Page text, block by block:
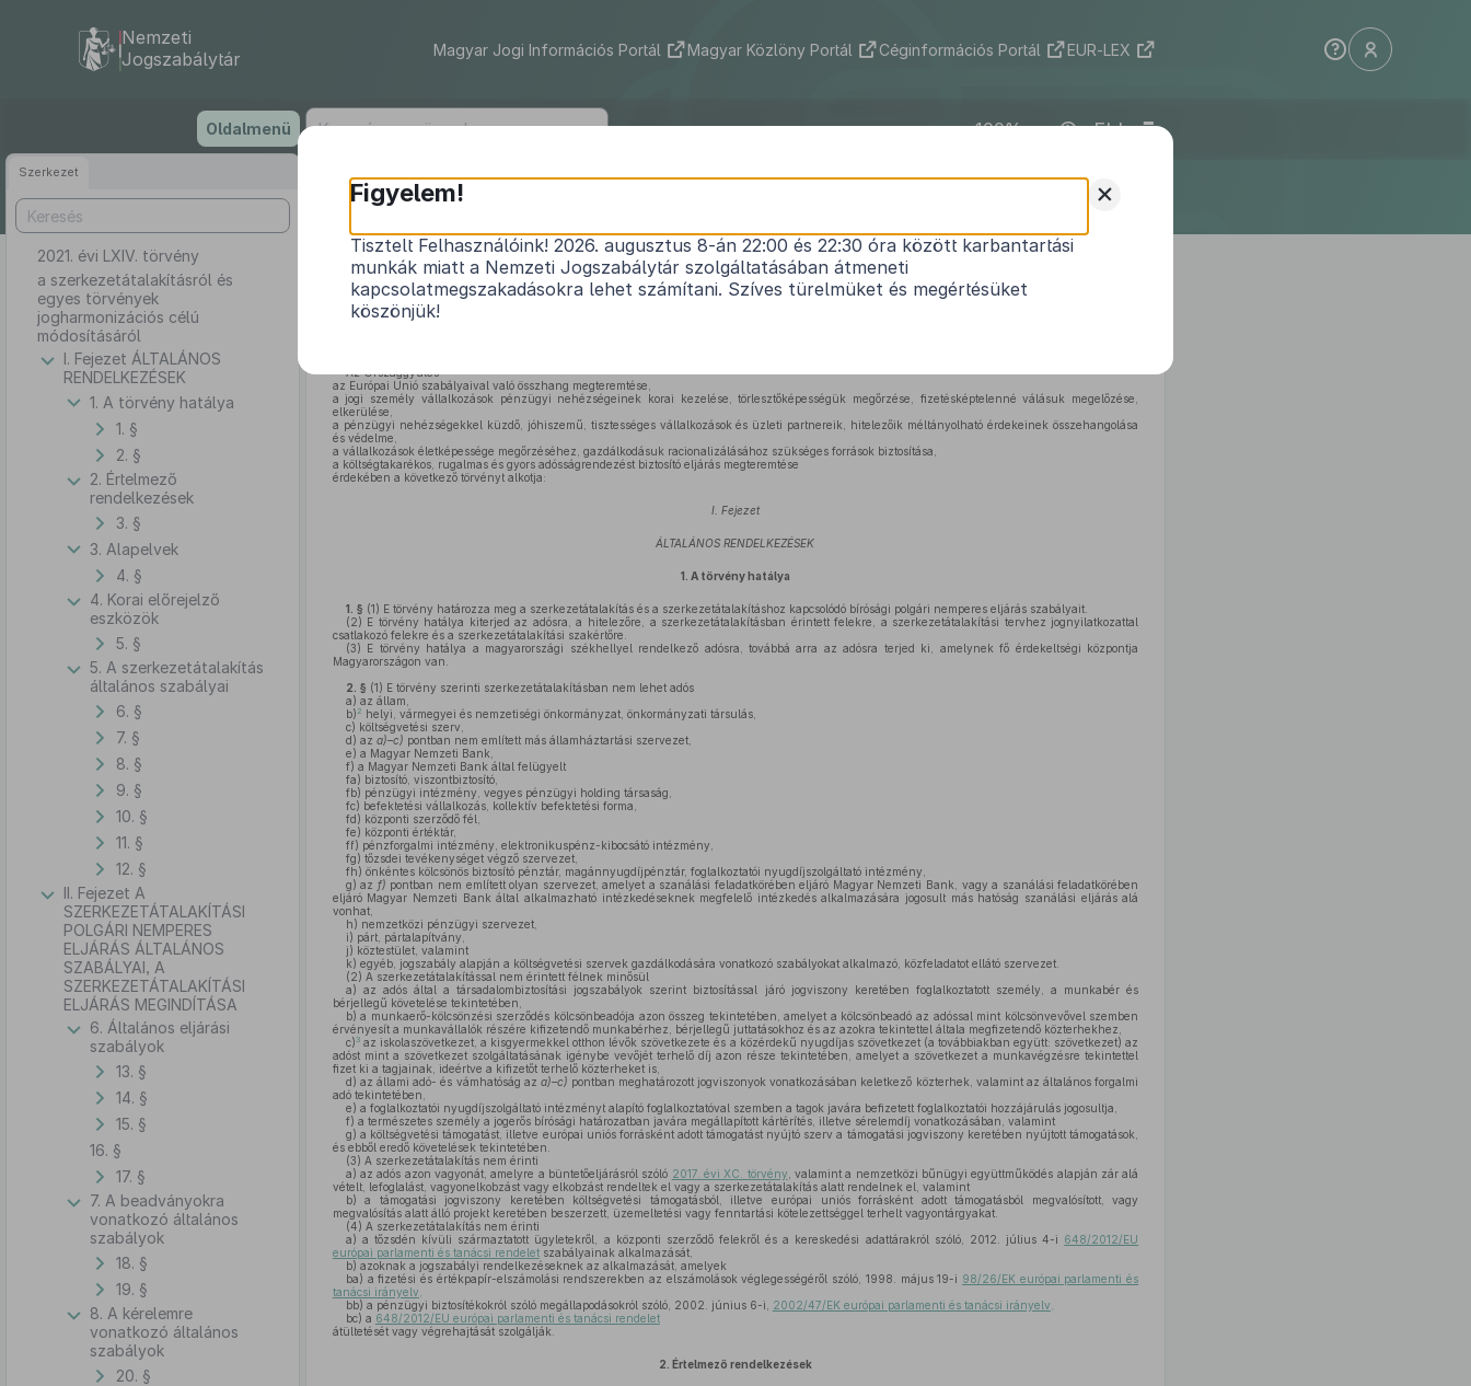
tartalomra
Nemzeti
Jogszabálytár
Magyar Jogi Információs Portál Magyar Közlöny Portál Céginformációs Portál EUR-LEX
Oldalmenü ELI
Szerkezet
2021. évi LXIV. törvény
a szerkezetátalakításról és
egyes törvények
jogharmonizációs célú
módosításáról
I. Fejezet ÁLTALÁNOS
RENDELKEZÉSEK
1. A törvény hatálya
1. §
2. §
2. Értelmező
rendelkezések
3. §
3. Alapelvek
4. §
4. Korai előrejelző
eszközök
5. §
5. A szerkezetátalakítás
általános szabályai
6. §
7. §
8. §
9. §
10. §
11. §
12. §
II. Fejezet A
SZERKEZETÁTALAKÍTÁSI
POLGÁRI NEMPERES
ELJÁRÁS ÁLTALÁNOS
SZABÁLYAI, A
SZERKEZETÁTALAKÍTÁSI
ELJÁRÁS MEGINDÍTÁSA
6. Általános eljárási
szabályok
13. §
14. §
15. §
16. §
17. §
7. A beadványokra
vonatkozó általános
szabályok
18. §
19. §
8. A kérelemre
vonatkozó általános
szabályok
20. §
2021. évi LXIV. törvény
a szerkezetátalakításról és egyes törvények jogharmonizációs célú
módosításáról1
Az Országgyűlés
az Európai Unió szabályaival való összhang megteremtése,
a jogi személy vállalkozások pénzügyi nehézségeinek korai kezelése, törlesztőképességük megőrzése, fizetésképtelenné válásuk megelőzése,
elkerülése,
a pénzügyi nehézségekkel küzdő, jóhiszemű, tisztességes vállalkozások és üzleti partnereik, hitelezőik méltányolható érdekeinek összehangolása
és védelme,
a vállalkozások életképessége megőrzéséhez, gazdálkodásuk racionalizálásához szükséges források biztosítása,
a költségtakarékos, rugalmas és gyors adósságrendezést biztosító eljárás megteremtése
érdekében a következő törvényt alkotja:
I. Fejezet
ÁLTALÁNOS RENDELKEZÉSEK
1. A törvény hatálya
1. § (1) E törvény határozza meg a szerkezetátalakítás és a szerkezetátalakításhoz kapcsolódó bírósági polgári nemperes eljárás szabályait.
(2) E törvény hatálya kiterjed az adósra, a hitelezőre, a szerkezetátalakításban érintett felekre, a szerkezetátalakítási tervhez jognyilatkozattal
csatlakozó felekre és a szerkezetátalakítási szakértőre.
(3) E törvény hatálya a magyarországi székhellyel rendelkező adósra, továbbá arra az adósra terjed ki, amelynek fő érdekeltségi központja
Magyarországon van.
2. § (1) E törvény szerinti szerkezetátalakításban nem lehet adós
a) az állam,
b) 2 helyi, vármegyei és nemzetiségi önkormányzat, önkormányzati társulás,
c) költségvetési szerv,
d) az a)–c) pontban nem említett más államháztartási szervezet,
e) a Magyar Nemzeti Bank,
f) a Magyar Nemzeti Bank által felügyelt
fa) biztosító, viszontbiztosító,
fb) pénzügyi intézmény, vegyes pénzügyi holding társaság,
fc) befektetési vállalkozás, kollektív befektetési forma,
fd) központi szerződő fél,
fe) központi értéktár,
ff) pénzforgalmi intézmény, elektronikuspénz-kibocsátó intézmény,
fg) tőzsdei tevékenységet végző szervezet,
fh) önkéntes kölcsönös biztosító pénztár, magánnyugdíjpénztár, foglalkoztatói nyugdíjszolgáltató intézmény,
g) az f) pontban nem említett olyan szervezet, amelyet a szanálási feladatkörében eljáró Magyar Nemzeti Bank, vagy a szanálási feladatkörében
eljáró Magyar Nemzeti Bank által alkalmazható intézkedéseknek megfelelő intézkedés alkalmazására jogosult más hatóság szanálási eljárás alá
vonhat,
h) nemzetközi pénzügyi szervezet,
i) párt, pártalapítvány,
j) köztestület, valamint
k) egyéb, jogszabály alapján a költségvetési szervek gazdálkodására vonatkozó szabályokat alkalmazó, közfeladatot ellátó szervezet.
(2) A szerkezetátalakítással nem érintett félnek minősül
a) az adós által a társadalombiztosítási jogszabályok szerint biztosítással járó jogviszony keretében foglalkoztatott személy, a munkabér és
bérjellegű követelése tekintetében,
b) a munkaerő-kölcsönzési szerződés kölcsönbeadója azon összeg tekintetében, amelyet a kölcsönbeadó az adóssal mint kölcsönvevővel szemben
érvényesít a munkavállalók részére kifizetendő munkabérhez, bérjellegű juttatásokhoz és az azokra tekintettel általa megfizetendő közterhekhez,
c) 3az iskolaszövetkezet, a kisgyermekkel otthon lévők szövetkezete és a közérdekű nyugdíjas szövetkezet (a továbbiakban együtt: szövetkezet) az
adóst mint a szövetkezet szolgáltatásának igénybe vevőjét terhelő díj azon része tekintetében, amelyet a szövetkezet a munkavégzésre tekintettel
fizet ki a tagjainak, ideértve a kifizetőt terhelő közterheket is,
d) az állami adó- és vámhatóság az a)–c) pontban meghatározott jogviszonyok vonatkozásában keletkező közterhek, valamint az általános forgalmi
adó tekintetében,
e) a foglalkoztatói nyugdíjszolgáltató intézményt alapító foglalkoztatóval szemben a tagok javára befizetett foglalkoztatói hozzájárulás jogosultja,
f) a természetes személy a jogerős bírósági határozatban javára megállapított kártérítés, illetve sérelemdíj vonatkozásában, valamint
g) a költségvetési támogatást, illetve európai uniós forrásként adott támogatást nyújtó szerv a támogatási jogviszony keretében nyújtott támogatások,
és ebből eredő követelések tekintetében.
(3) A szerkezetátalakítás nem érinti
a) az adós azon vagyonát, amelyre a büntetőeljárásról szóló 2017. évi XC. törvény , valamint a nemzetközi bűnügyi együttműködés alapján zár alá
vételt, lefoglalást, vagyonelkobzást vagy elkobzást rendeltek el vagy a szerkezetátalakítás alatt rendelnek el, valamint
b) a támogatási jogviszony keretében költségvetési támogatásból, illetve európai uniós forrásként adott támogatásból megvalósított, vagy
megvalósítás alatt álló projekt keretében beszerzett, üzemeltetési vagy fenntartási kötelezettséggel terhelt vagyontárgyakat.
(4) A szerkezetátalakítás nem érinti
a) a tőzsdén kívüli származtatott ügyletekről, a központi szerződő felekről és a kereskedési adattárakról szóló, 2012. július 4-i 648/2012/EU
európai parlamenti és tanácsi rendeletszabályainak alkalmazását,
b) azoknak a jogszabályi rendelkezéseknek az alkalmazását, amelyek
ba) a fizetési és értékpapír-elszámolási rendszerekben az elszámolások véglegességéről szóló, 1998. május 19-i 98/26/EK európai parlamenti és
tanácsi irányelv,
bb) a pénzügyi biztosítékokról szóló megállapodásokról szóló, 2002. június 6-i,
2002/47/EK európai parlamenti és tanácsi irányelv,
bc) a 648/2012/EU európai parlamenti és tanácsi rendelet
átültetését vagy végrehajtását szolgálják.
2. Értelmező rendelkezések
+
Figyelem!
Tisztelt Felhasználóink! 2026. augusztus 8-án 22:00 és 22:30 óra között karbantartási
munkák miatt a Nemzeti Jogszabálytár szolgáltatásában átmeneti
kapcsolatmegszakadásokra lehet számítani. Szíves türelmüket és megértésüket
köszönjük!